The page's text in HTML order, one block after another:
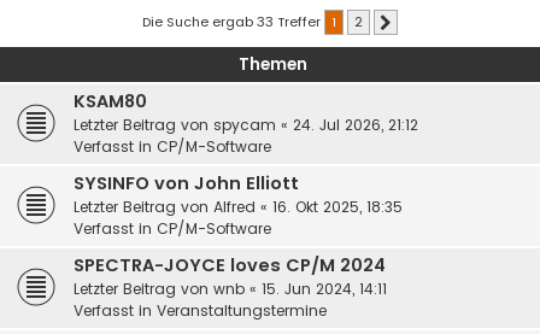
Die Suche ergab 33 Treffer 1 2
Themen
KSAM80
Letzter Beitrag von spycam « 24. Jul 2026, 21:12
Verfasst in CP/M-Software
SYSINFO von John Elliott
Letzter Beitrag von Alfred « 16. Okt 2025, 18:35
Verfasst in CP/M-Software
SPECTRA-JOYCE loves CP/M 2024
Letzter Beitrag von wnb « 15. Jun 2024, 14:11
Verfasst in Veranstaltungstermine